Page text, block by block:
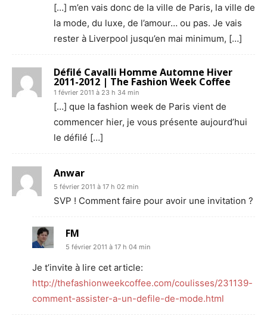
[…] m’en vais donc de la ville de Paris, la ville de
la mode, du luxe, de l’amour… ou pas. Je vais
rester à Liverpool jusqu’en mai minimum, […]
Défilé Cavalli Homme Automne Hiver
2011-2012 | The Fashion Week Coffee
1 février 2011 à 23 h 34 min
[…] que la fashion week de Paris vient de
commencer hier, je vous présente aujourd’hui
le défilé […]
Anwar
5 février 2011 à 17 h 02 min
SVP ! Comment faire pour avoir une invitation ?
FM
5 février 2011 à 17 h 04 min
Je t’invite à lire cet article:
http://thefashionweekcoffee.com/coulisses/231139-
comment-assister-a-un-defile-de-mode.html